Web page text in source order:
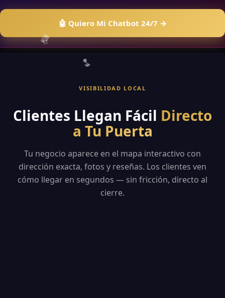
🤖 Quiero Mi Chatbot 24/7 →
VISIBILIDAD LOCAL
Clientes Llegan Fácil Directo
a Tu Puerta
Tu negocio aparece en el mapa interactivo con
dirección exacta, fotos y reseñas. Los clientes ven
cómo llegar en segundos — sin fricción, directo al
cierre.